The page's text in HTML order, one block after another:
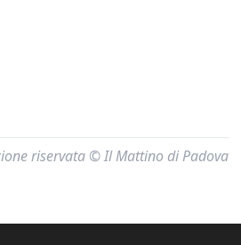
riservata © Il Mattino di Padova